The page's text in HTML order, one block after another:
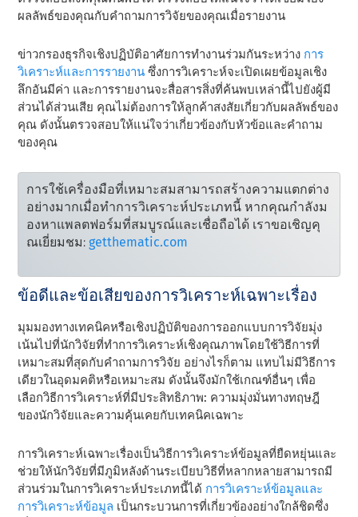
ผลลัพธ์ของคุณกับคําถามการวิจัยของคุณเมื่อรายงาน
ข่าวกรองธุรกิจเชิงปฏิบัติอาศัยการทํางานร่วมกันระหว่าง การ
วิเคราะห์และการรายงาน ซึ่งการวิเคราะห์จะเปิดเผยข้อมูลเชิง
ลึกอันมีค่า และการรายงานจะสื่อสารสิ่งที่ค้นพบเหล่านี้ไปยังผู้มี
ส่วนได้ส่วนเสีย คุณไม่ต้องการให้ลูกค้าสงสัยเกี่ยวกับผลลัพธ์ของ
คุณ ดังนั้นตรวจสอบให้แน่ใจว่าเกี่ยวข้องกับหัวข้อและคําถาม
ของคุณ
การใช้เครื่องมือที่เหมาะสมสามารถสร้างความแตกต่าง
อย่างมากเมื่อทําการวิเคราะห์ประเภทนี้ หากคุณกําลังม
องหาแพลตฟอร์มที่สมบูรณ์และเชื่อถือได้ เราขอเชิญคุ
ณเยี่ยมชม: getthematic.com
ข้อดีและข้อเสียของการวิเคราะห์เฉพาะเรื่อง
มุมมองทางเทคนิคหรือเชิงปฏิบัติของการออกแบบการวิจัยมุ่ง
เน้นไปที่นักวิจัยที่ทําการวิเคราะห์เชิงคุณภาพโดยใช้วิธีการที่
เหมาะสมที่สุดกับคําถามการวิจัย อย่างไรก็ตาม แทบไม่มีวิธีการ
เดียวในอุดมคติหรือเหมาะสม ดังนั้นจึงมักใช้เกณฑ์อื่นๆ เพื่อ
เลือกวิธีการวิเคราะห์ที่มีประสิทธิภาพ: ความมุ่งมั่นทางทฤษฎี
ของนักวิจัยและความคุ้นเคยกับเทคนิคเฉพาะ
การวิเคราะห์เฉพาะเรื่องเป็นวิธีการวิเคราะห์ข้อมูลที่ยืดหยุ่นและ
ช่วยให้นักวิจัยที่มีภูมิหลังด้านระเบียบวิธีที่หลากหลายสามารถมี
ส่วนร่วมในการวิเคราะห์ประเภทนี้ได้ การวิเคราะห์ข้อมูลและ
การวิเคราะห์ข้อมูล เป็นกระบวนการที่เกี่ยวข้องอย่างใกล้ชิดซึ่ง